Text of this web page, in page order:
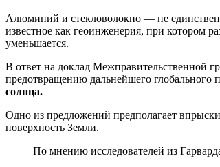
Алюминий и стекловолокно — не
известное как геоинженерия, при котором
уменьшается.
В ответ на доклад Межправительственной
предотвращению дальнейшего глобального
солнца.
Одно из предложений предполагает
поверхность Земли.
По мнению исследователей из